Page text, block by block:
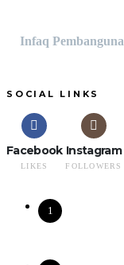
Infaq
SOCIAL LINKS
Facebook
LIKES
Instagram
FOLLOWERS
1